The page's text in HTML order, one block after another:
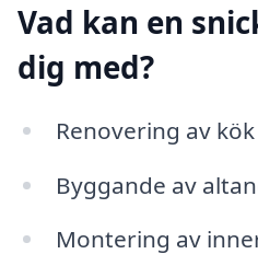
Vad kan en
dig med?
Renovering av
Byggande av
Montering av